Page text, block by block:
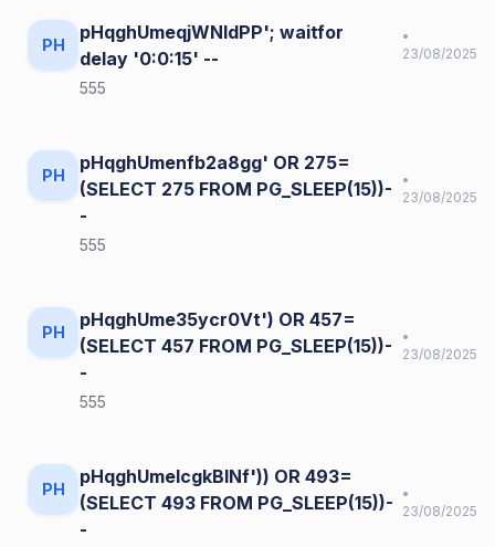
PH
pHqghUmeqjWNIdPP'; waitfor
delay '0:0:15' --
•
23/08/2025
555
PH
pHqghUmenfb2a8gg' OR 275=
(SELECT 275 FROM PG_SLEEP(15))-
-
•
23/08/2025
555
PH
pHqghUme35ycr0Vt') OR 457=
(SELECT 457 FROM PG_SLEEP(15))-
-
•
23/08/2025
555
PH
pHqghUmelcgkBINf')) OR 493=
(SELECT 493 FROM PG_SLEEP(15))-
-
•
23/08/2025